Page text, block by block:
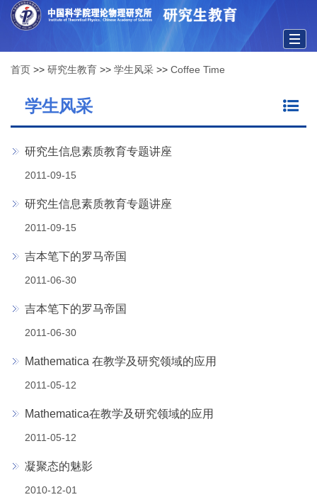
首页 >> 研究生教育 >> 学生风采 >> Coffee Time
学生风采
研究生信息素质教育专题讲座
2011-09-15
研究生信息素质教育专题讲座
2011-09-15
吉本笔下的罗马帝国
2011-06-30
吉本笔下的罗马帝国
2011-06-30
Mathematica 在教学及研究领域的应用
2011-05-12
Mathematica在教学及研究领域的应用
2011-05-12
凝聚态的魅影
2010-12-01